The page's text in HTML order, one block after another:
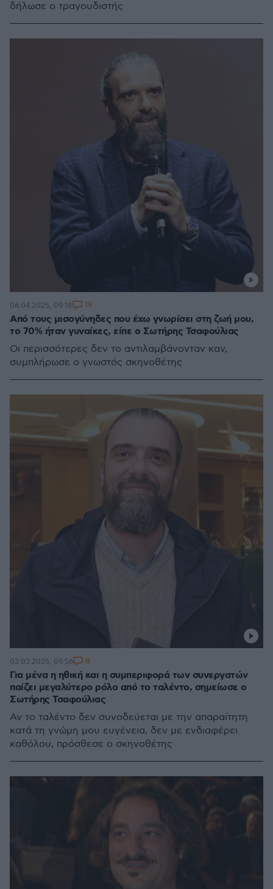
δήλωσε ο τραγουδιστής
Από τους μισογύνηδες που έχω γνωρίσει στη ζωή μου,
το 70% ήταν γυναίκες, είπε ο Σωτήρης Τσαφούλιας
Οι περισσότερες δεν το αντιλαμβάνονταν καν,
συμπλήρωσε ο γνωστός σκηνοθέτης
06.04.2025, 09:18 19
Για μένα η ηθική και η συμπεριφορά των συνεργατών
παίζει μεγαλύτερο ρόλο από το ταλέντο, σημείωσε ο
Σωτήρης Τσαφούλιας
Αν το ταλέντο δεν συνοδεύεται με την απαραίτητη
κατά τη γνώμη μου ευγένεια, δεν με ενδιαφέρει
καθόλου, πρόσθεσε ο σκηνοθέτης
03.03.2025, 09:56 8